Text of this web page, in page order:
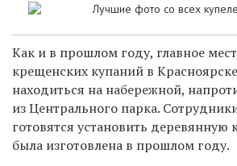
Лучшие фото со всех
Как и в прошлом году, главное
крещенских купаний в
находиться на набережной,
из Центрального парка.
готовятся установить деревянную
была изготовлена в прошлом году.